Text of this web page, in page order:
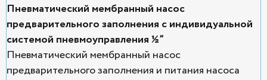
Пневматический мембранный насос
предварительного заполнения с индивидуальной
системой пневмоуправления ½”
Пневматический мембранный насос
предварительного заполнения и питания насоса